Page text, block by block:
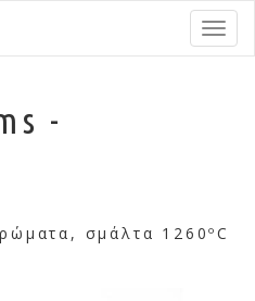
-
σμάλτα 1260ºC